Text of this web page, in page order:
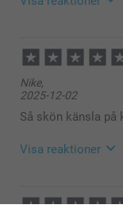
13:48
Hej Siv,
Tack för att
Varma
Pernilla
Nike,
2025-12-02
Så skön känsla på
Visa reaktioner
08:25